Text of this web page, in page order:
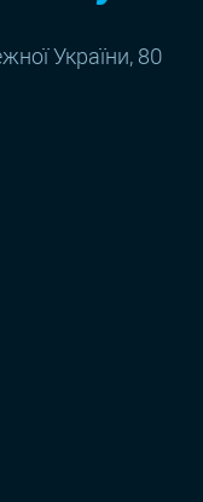
України, 80